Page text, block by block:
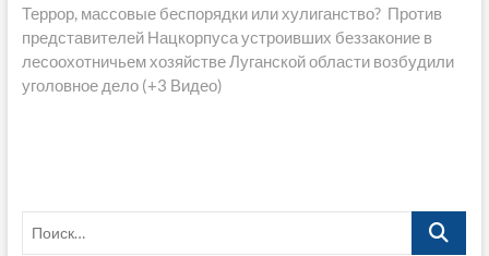
запись:
Террор, массовые беспорядки или хулиганство? Против
представителей Нацкорпуса устроивших беззаконие в
лесоохотничьем хозяйстве Луганской области возбудили
уголовное дело (+3 Видео)
Поиск…